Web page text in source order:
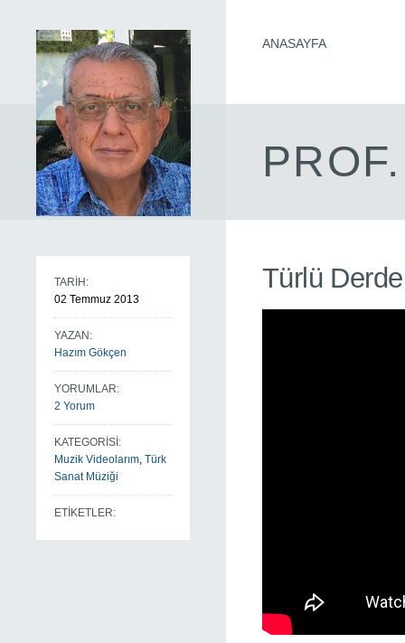
ANASAYFA
TARİH:
02 Temmuz 2013
YAZAN:
Hazım Gökçen
YORUMLAR:
2 Yorum
KATEGORİSİ:
Muzik Videolarım, Türk
Sanat Müziği
ETİKETLER:
Türlü